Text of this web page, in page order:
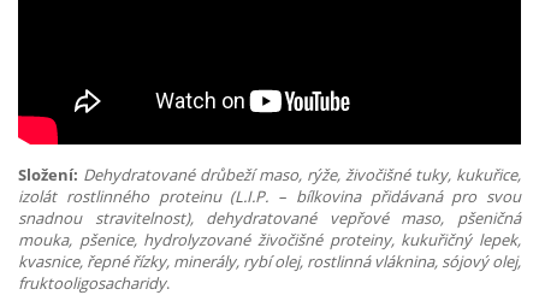
Složení: Dehydratované drůbeží maso, rýže, živočišné tuky, kukuřice,
izolát rostlinného proteinu (L.I.P. – bílkovina přidávaná pro svou
snadnou stravitelnost), dehydratované vepřové maso, pšeničná
mouka, pšenice, hydrolyzované živočišné proteiny, kukuřičný lepek,
kvasnice, řepné řízky, minerály, rybí olej, rostlinná vláknina, sójový olej,
fruktooligosacharidy.